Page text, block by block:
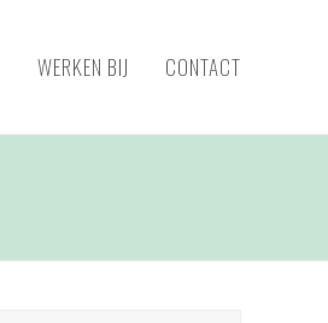
WERKEN BIJ CONTACT